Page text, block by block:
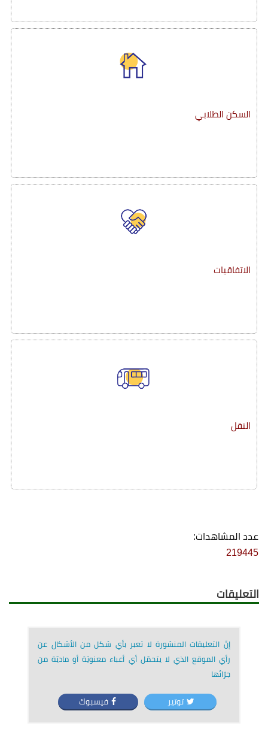
السكن الطلابي
الاتفاقيات
النقل
عدد المشاهدات:
219445
التعليقات
إنّ التعليقات المنشورة لا تعبر بأي شكل من الأشكال عن
رأي الموقع الذي لا يتحمّل أي أعباء معنويّة أو ماديّة من
جرّائها
توتير فيسبوك